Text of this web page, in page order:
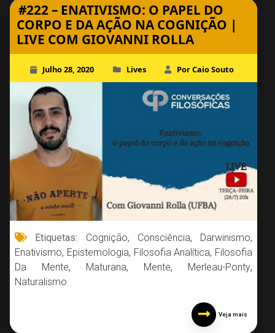
#222 – ENATIVISMO: O PAPEL DO
CORPO E DA AÇÃO NA COGNIÇÃO |
LIVE COM GIOVANNI ROLLA
Julho 28, 2020 Lives Por Caio Souto
Etiquetas: Cognição, Consciência, Darwinismo,
Enativismo, Epistemologia, Filosofia Analítica, Filosofia
Da Mente, Maturana, Mente, Merleau-Ponty,
Naturalismo
Veja mais